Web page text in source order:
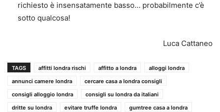
richiesto è insensatamente basso… probabilmente c’è
sotto qualcosa!
Luca Cattaneo
TAGS affitti londra rischi affitto a londra
alloggi londra
annunci camere londra
cercare casa a londra consigli
consigli alloggio londra
consigli su londra da italiani
dritte su londra
evitare truffe londra
gumtree casa a londra